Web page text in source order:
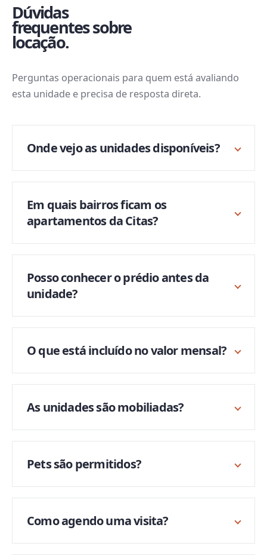
Dúvidas
frequentes sobre
locação.
Perguntas operacionais para quem está avaliando
esta unidade e precisa de resposta direta.
Onde vejo as unidades disponíveis?
Em quais bairros ficam os
apartamentos da Citas?
Posso conhecer o prédio antes da
unidade?
O que está incluído no valor mensal?
As unidades são mobiliadas?
Pets são permitidos?
Como agendo uma visita?